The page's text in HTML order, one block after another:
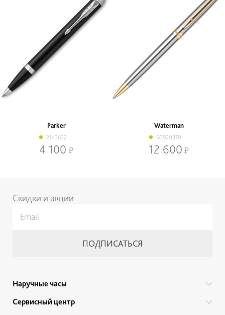
Parker
2143632
4 100
Waterman
S0920370
12 600
Скидки и акции
Наручные часы
Все бренды
Сервисный центр